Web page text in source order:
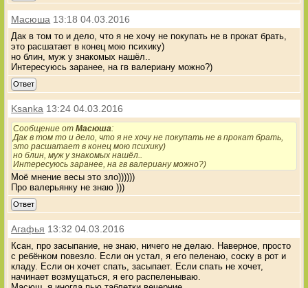
Масюша 13:18 04.03.2016
Дак в том то и дело, что я не хочу не покупать не в прокат брать,
это расшатает в конец мою психику)
но блин, муж у знакомых нашёл..
Интересуюсь заранее, на гв валериану можно?)
Ответ
Ksanka 13:24 04.03.2016
Сообщение отМасюша:
Дак в том то и дело, что я не хочу не покупать не в прокат брать,
это расшатает в конец мою психику)
но блин, муж у знакомых нашёл..
Интересуюсь заранее, на гв валериану можно?)
Моё мнение весы это зло))))))
Про валерьянку не знаю )))
Ответ
Агафья 13:32 04.03.2016
Ксан, про засыпание, не знаю, ничего не делаю. Наверное, просто
с ребёнком повезло. Если он устал, я его пеленаю, соску в рот и
кладу. Если он хочет спать, засыпает. Если спать не хочет,
начинает возмущаться, я его распеленываю.